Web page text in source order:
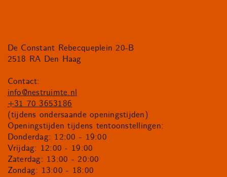
De Constant Rebecqueplein 20-B
2518 RA Den Haag
Contact:
info@nestruimte.nl
+31 70 3653186
(tijdens ondersaande openingstijden)
Openingstijden tijdens tentoonstellingen:
Donderdag: 12:00 - 19:00
Vrijdag: 12:00 - 19:00
Zaterdag: 13:00 - 20:00
Zondag: 13:00 - 18:00